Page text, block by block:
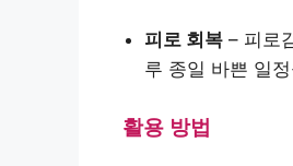
피로 회복 – 피로
루 종일 바쁜 일
활용 방법